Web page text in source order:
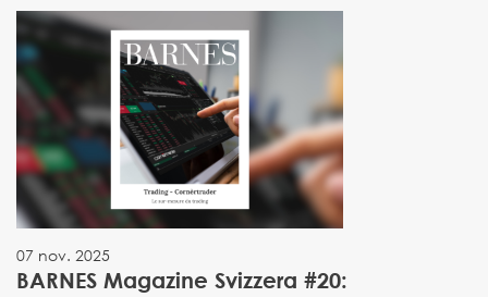
07 nov. 2025
BARNES Magazine Svizzera #20: